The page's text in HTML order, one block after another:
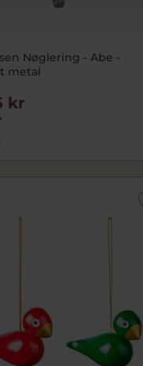
Nøglering - Abe -
metal
kr